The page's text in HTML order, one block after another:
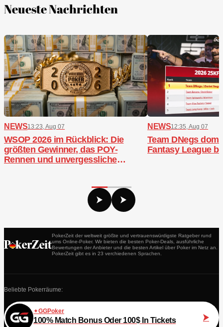
Neueste Nachrichten
NEWS13:23, Aug 07
WSOP 2026 im Rückblick: Die
größten Gewinner, das POY-
Rennen und unvergessliche
NEWS12:35, Aug 07
Team DNegs
Fantasy League
PokerZeit der weltweit größte und vertrauenswürdigste Ratgeber rund
ums Online-Poker. Wir bieten die besten Poker-Deals, ausführliche
Bewertungen der Anbieter und die besten Artikel über Poker im Netz an.
PokerZeit gibt es in 23 verchiedenen Sprachen.
Beliebte Pokerräume:
GGPoker
100% Match Bonus Oder 100$ In Tickets